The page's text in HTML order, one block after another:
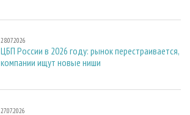
28.07.2026
ЦБП России в 2026 году: рынок перестраивается,
компании ищут новые ниши
27.07.2026